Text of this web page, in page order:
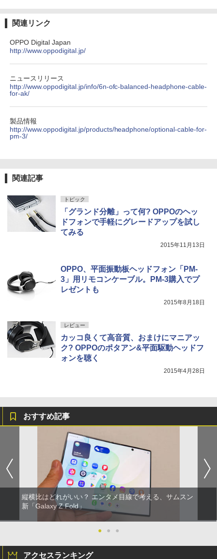
関連リンク
OPPO Digital Japan
http://www.oppodigital.jp/
ニュースリリース
http://www.oppodigital.jp/info/6n-ofc-balanced-headphone-cable-
for-ak/
製品情報
http://www.oppodigital.jp/products/headphone/optional-cable-for-
pm-3/
関連記事
トピック
「グランド分離」って何? OPPOのヘッ
ドフォンで手軽にグレードアップを試し
てみる
2015年11月13日
OPPO、平面振動板ヘッドフォン「PM-
3」用リモコンケーブル。PM-3購入でプ
レゼントも
2015年8月18日
レビュー
カッコ良くて高音質、おまけにマニアッ
ク? OPPOのポタアン&平面駆動ヘッドフ
ォンを聴く
2015年4月28日
おすすめ記事
縦横比はどれがいい？ エンタメ目線で考える、サムスン
新「Galaxy Z Fold」
● ● ●
アクセスランキング